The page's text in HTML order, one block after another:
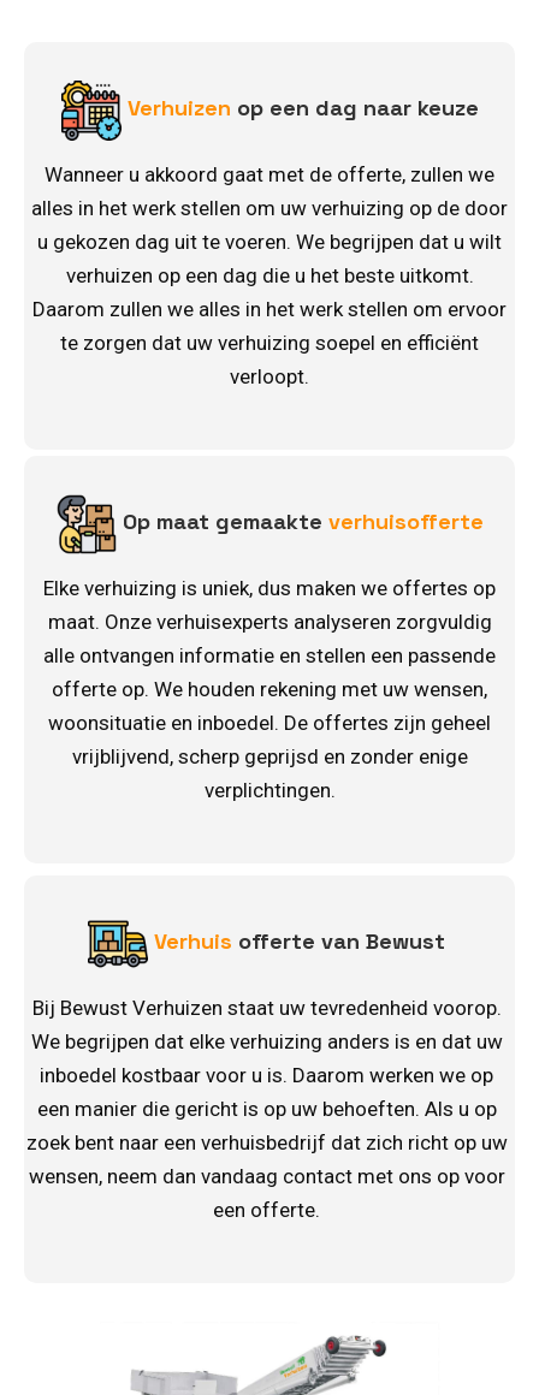
Verhuizen op een dag naar keuze
Wanneer u akkoord gaat met de offerte, zullen we
alles in het werk stellen om uw verhuizing op de door
u gekozen dag uit te voeren. We begrijpen dat u wilt
verhuizen op een dag die u het beste uitkomt.
Daarom zullen we alles in het werk stellen om ervoor
te zorgen dat uw verhuizing soepel en efficiënt
verloopt.
Op maat gemaakte verhuisofferte
Elke verhuizing is uniek, dus maken we offertes op
maat. Onze verhuisexperts analyseren zorgvuldig
alle ontvangen informatie en stellen een passende
offerte op. We houden rekening met uw wensen,
woonsituatie en inboedel. De offertes zijn geheel
vrijblijvend, scherp geprijsd en zonder enige
verplichtingen.
Verhuis offerte van Bewust
Bij Bewust Verhuizen staat uw tevredenheid voorop.
We begrijpen dat elke verhuizing anders is en dat uw
inboedel kostbaar voor u is. Daarom werken we op
een manier die gericht is op uw behoeften. Als u op
zoek bent naar een verhuisbedrijf dat zich richt op uw
wensen, neem dan vandaag contact met ons op voor
een offerte.